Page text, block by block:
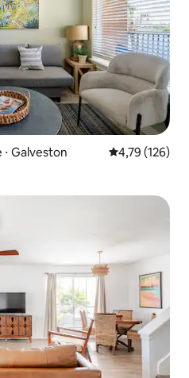
Galveston Évaluation
4,79 (126)